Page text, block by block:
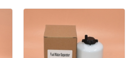
5801439821 للاستخدام مع
New Holland CR10.90 FR650
T9.480 T9.615 T9.670.